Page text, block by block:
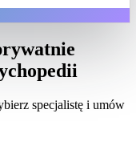
specjalistę i umów